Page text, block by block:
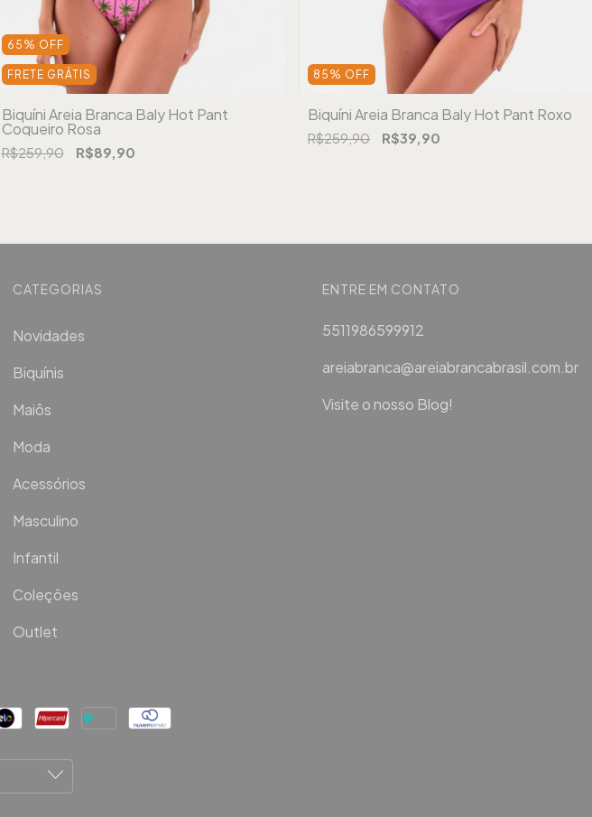
65 % OFF
FRETE GRÁTIS
Biquíni Areia Branca Baly Hot Pant
Coqueiro Rosa
R$259,90 R$89,90
85 % OFF
Biquíni Areia Branca Baly Hot Pant Roxo
R$259,90 R$39,90
CATEGORIAS
Novidades
Biquínis
Maiôs
Moda
Acessórios
Masculino
Infantil
Coleções
Outlet
ENTRE EM CONTATO
5511986599912
areiabranca@areiabrancabrasil.com.br
Visite o nosso Blog!